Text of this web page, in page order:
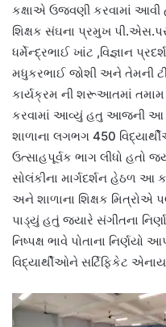
કક્ષાએ ઉજવણી કરવામાં આવી
શિક્ષક સંઘના પ્રમુખ
ધર્મેન્દ્રભાઈ ખાંટ ,વિજ્ઞાન
મધુકરભાઈ જોશી અને તેમની
કાર્યક્રમ ની શરૂઆતમાં
કરવામાં આવ્યું હતુ આજની આ
શાળાના લગભગ 450
ઉત્સાહપૂર્વક ભાગ લીધો હતો
સોલંકીના માર્ગદર્શન હેઠળ આ
અને શાળાના શિક્ષક
પાડ્યું હતું જ્યારે સંગીતના
નિષ્પક્ષ ભાવે પોતાના
વિદ્યાર્થીઓને સર્ટિફિકેટ